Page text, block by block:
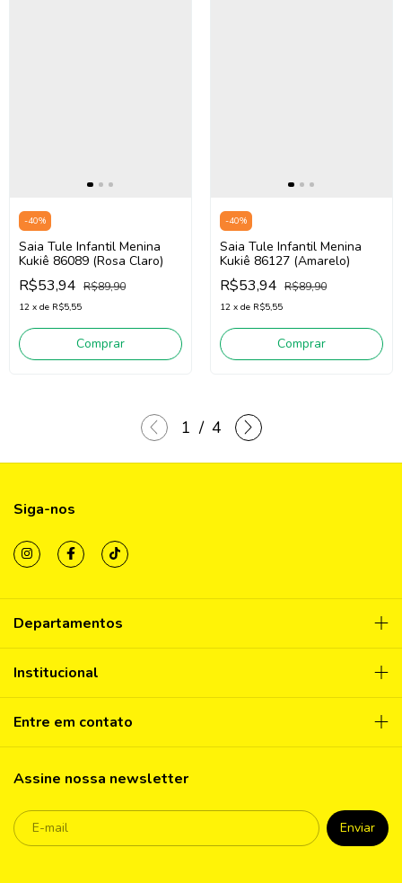
-40%
Saia Tule Infantil Menina
Kukiê 86089 (Rosa Claro)
R$53,94 R$89,90
12 x de R$5,55
Comprar
-40%
Saia Tule Infantil Menina
Kukiê 86127 (Amarelo)
R$53,94 R$89,90
12 x de R$5,55
Comprar
1 / 4
Siga-nos
Departamentos
Institucional
Entre em contato
Assine nossa newsletter